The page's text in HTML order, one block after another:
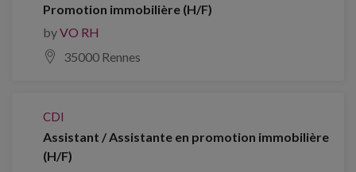
Promotion immobilière (H/F)
byVO RH
35000 Rennes
CDI
Assistant / Assistante en promotion immobilière
(H/F)